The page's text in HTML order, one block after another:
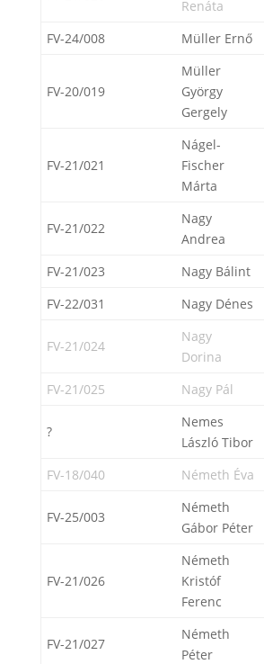
Renáta
FV-24/008 Müller Ernő
FV-20/019
Müller
György
Gergely
FV-21/021
Nágel-
Fischer
Márta
FV-21/022
Nagy
Andrea
FV-21/023 Nagy Bálint
FV-22/031
Nagy Dénes
FV-21/024
Nagy
Dorina
FV-21/025 Nagy Pál
?
Nemes
László Tibor
FV-18/040 Németh Éva
FV-25/003
Németh
Gábor Péter
FV-21/026
Németh
Kristóf
Ferenc
FV-21/027
Németh
Péter